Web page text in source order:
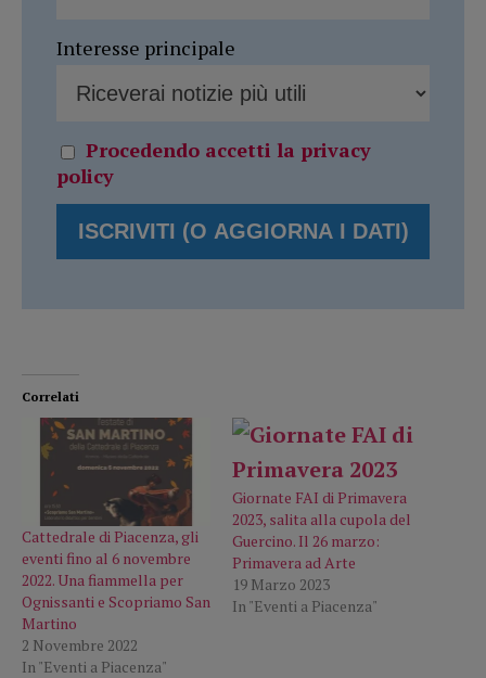
Interesse principale
Procedendo accetti la privacy
policy
Correlati
Cattedrale di Piacenza, gli
eventi fino al 6 novembre
2022. Una fiammella per
Ognissanti e Scopriamo San
Martino
2 Novembre 2022
In "Eventi a Piacenza"
Giornate FAI di Primavera
2023, salita alla cupola del
Guercino. Il 26 marzo:
Primavera ad Arte
19 Marzo 2023
In "Eventi a Piacenza"